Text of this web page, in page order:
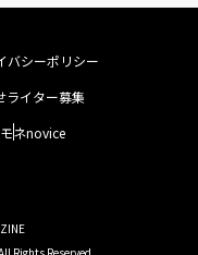
バシーポリシー
ライター募集
ネnovice